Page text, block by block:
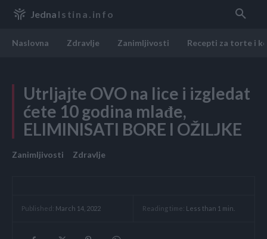
Jedna Istina.info
Naslovna Zdravlje Zanimljivosti Recepti za torte i
Utrljajte OVO na lice i izgledat
ćete 10 godina mlađe,
ELIMINISATI BORE I OŽILJKE
Zanimljivosti Zdravlje
Published: March 14, 2022 Reading time: Less than 1 min.